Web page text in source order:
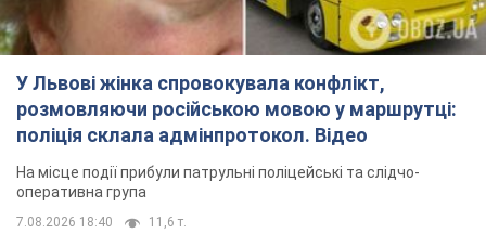
У Львові жінка спровокувала конфлікт,
розмовляючи російською мовою у маршрутці:
поліція склала адмінпротокол. Відео
На місце події прибули патрульні поліцейські та слідчо-
оперативна група
7.08.2026 18:40 11,6 т.